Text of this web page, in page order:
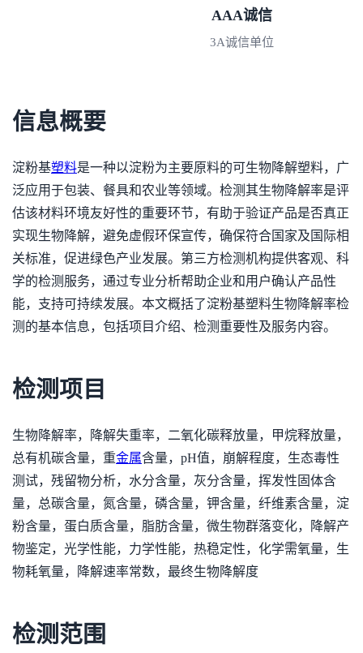
AAA诚信
3A诚信单位
信息概要
淀粉基塑料是一种以淀粉为主要原料的可生物降解塑料，广
泛应用于包装、餐具和农业等领域。检测其生物降解率是评
估该材料环境友好性的重要环节，有助于验证产品是否真正
实现生物降解，避免虚假环保宣传，确保符合国家及国际相
关标准，促进绿色产业发展。第三方检测机构提供客观、科
学的检测服务，通过专业分析帮助企业和用户确认产品性
能，支持可持续发展。本文概括了淀粉基塑料生物降解率检
测的基本信息，包括项目介绍、检测重要性及服务内容。
检测项目
生物降解率，降解失重率，二氧化碳释放量，甲烷释放量，
总有机碳含量，重金属含量，pH值，崩解程度，生态毒性
测试，残留物分析，水分含量，灰分含量，挥发性固体含
量，总碳含量，氮含量，磷含量，钾含量，纤维素含量，淀
粉含量，蛋白质含量，脂肪含量，微生物群落变化，降解产
物鉴定，光学性能，力学性能，热稳定性，化学需氧量，生
物耗氧量，降解速率常数，最终生物降解度
检测范围